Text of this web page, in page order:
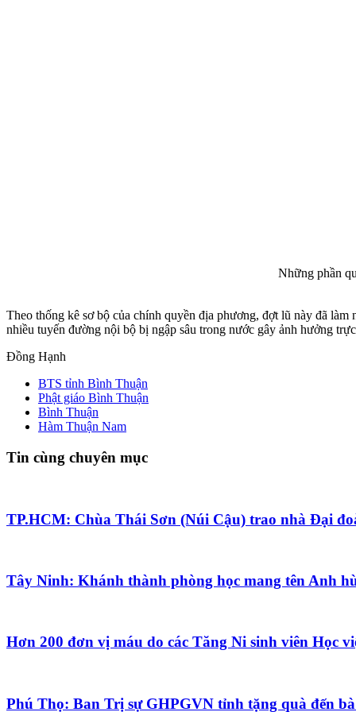
Những phần
Theo thống kê sơ bộ của chính quyền địa phương, đợt lũ này đã
nhiều tuyến đường nội bộ bị ngập sâu trong nước gây ảnh hưởng
Đồng Hạnh
BTS tỉnh Bình Thuận
Phật giáo Bình Thuận
Bình Thuận
Hàm Thuận Nam
Tin cùng chuyên mục
TP.HCM: Chùa Thái Sơn (Núi Cậu) trao nhà Đại
Tây Ninh: Khánh thành phòng học mang tên Anh
Hơn 200 đơn vị máu do các Tăng Ni sinh viên Học
Phú Thọ: Ban Trị sự GHPGVN tỉnh tặng quà đến